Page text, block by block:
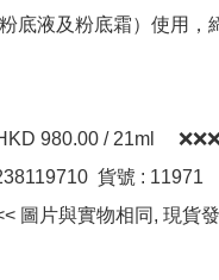
980.00 / 21ml
貨號 : 11971
圖片與實物相同, 現貨